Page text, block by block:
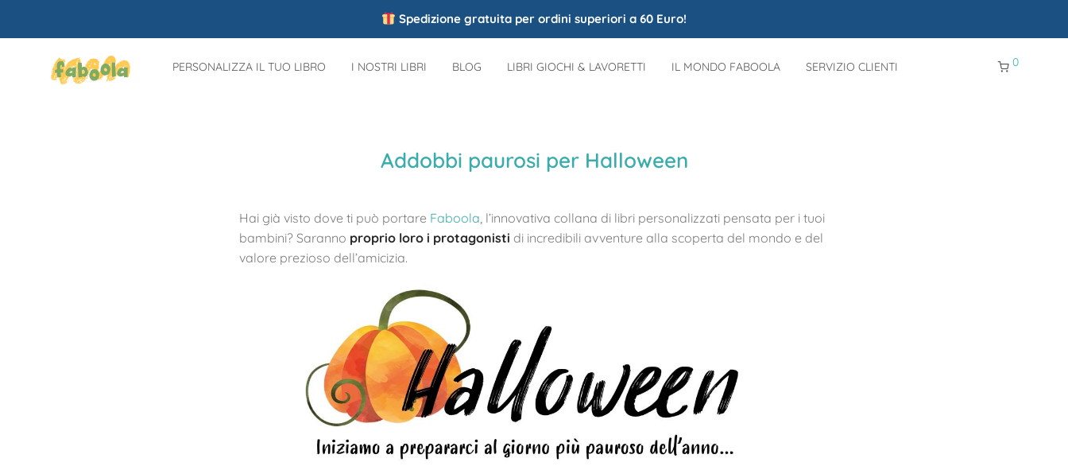
Spedizione gratuita per ordini superiori a 60 Euro!
PERSONALIZZA IL TUO LIBRO I NOSTRI LIBRI BLOG LIBRI GIOCHI & LAVORETTI IL MONDO FABOOLA SERVIZIO CLIENTI 0
Addobbi paurosi per Halloween
Hai già visto dove ti può portare Faboola,l’innovativa collana di libri personalizzati pensata per i tuoi
bambini? Saranno proprio loro i protagonisti di incredibili avventure alla scoperta del mondo e del
valore prezioso dell’amicizia.